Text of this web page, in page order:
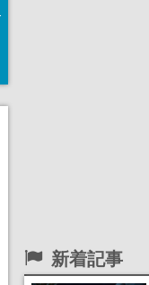
新着記事